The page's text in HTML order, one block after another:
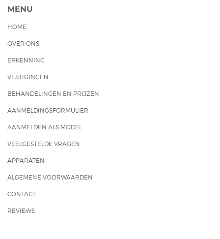
MENU
HOME
OVER ONS
ERKENNING
VESTIGINGEN
BEHANDELINGEN EN PRIJZEN
AANMELDINGSFORMULIER
AANMELDEN ALS MODEL
VEELGESTELDE VRAGEN
APPARATEN
ALGEMENE VOORWAARDEN
CONTACT
REVIEWS